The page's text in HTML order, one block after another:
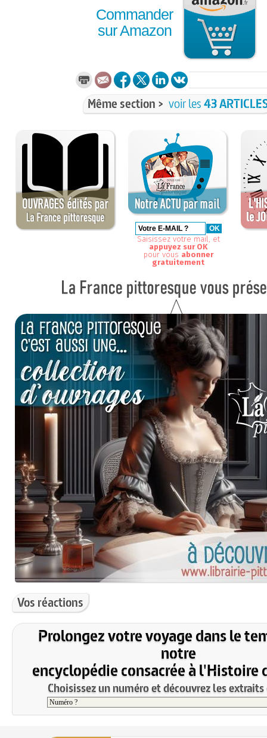
Commander
sur Amazon
Même section > voir les43
Saisissez votre mail, et
appuyez sur OK
pour vous abonner
gratuitement
Vos réactions
Prolongez votre voyage dans le
notre
encyclopédie consacrée à l'Histoire
Choisissez un numéro et découvrez les